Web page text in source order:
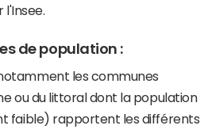
de population :
les communes
ou du littoral dont la population
faible) rapportent les différents